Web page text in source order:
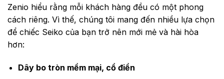
Zenio hiểu rằng mỗi khách hàng đều có một phong
cách riêng. Vì thế, chúng tôi mang đến nhiều lựa chọn
để chiếc Seiko của bạn trở nên mới mẻ và hài hòa
hơn:
Dây bo tròn mềm mại, cổ điển